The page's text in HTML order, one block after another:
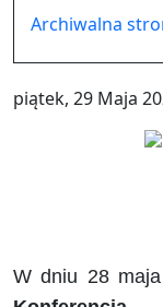
piątek, 29 Maja
W dniu 28
Archiwalna